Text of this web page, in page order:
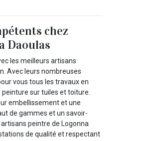
chez
Daoulas
les meilleurs artisans
Avec leurs nombreuses
vous tous les travaux en
sur tuiles et toiture.
embellissement et une
de gammes et un savoir-
peintre de Logonna
de qualité et respectant